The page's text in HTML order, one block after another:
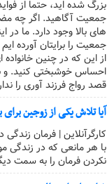
بزرگ شده اید، حتما از
جمعیت آگاهید. اگر چه
های بالا وجود دارد. ما در
جمعیت را برایتان آورده
از این که در چنین
احساس خوشبختی کنید. و
قصد رواج فرزند آوری را
آیا تلاش یکی از زوجین
کارگرآنلاین | فرمان
با هر مانعی که در زندگی
نکردن فرمان را به سمت